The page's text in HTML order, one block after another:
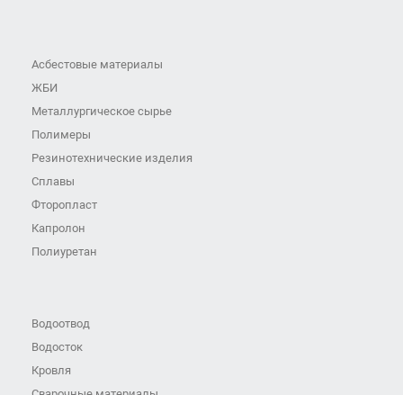
Асбестовые материалы
ЖБИ
Металлургическое сырье
Полимеры
Резинотехнические изделия
Сплавы
Фторопласт
Капролон
Полиуретан
Водоотвод
Водосток
Кровля